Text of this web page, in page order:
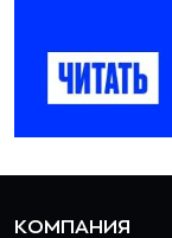
КОМПАНИЯ